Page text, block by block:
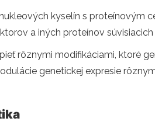
kyselín s proteínovým
a iných proteínov
rôznymi modifikáciami, ktoré
genetickej expresie